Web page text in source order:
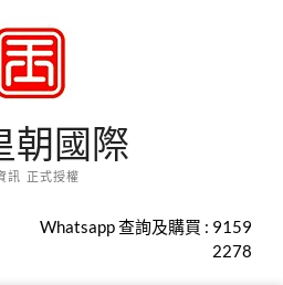
朝國際
訊 正式授權
Whatsapp 查詢及購買 : 9159
2278